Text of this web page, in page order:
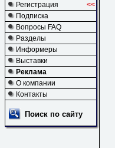
Регистрация
<<
Подписка
Вопросы FAQ
Разделы
Информеры
Выставки
Реклама
О компании
Контакты
Поиск по сайту